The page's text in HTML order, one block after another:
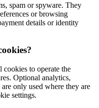
spam or spyware. They
or browsing
details or identity
cookies to operate the
Optional analytics,
only used where they are
settings.